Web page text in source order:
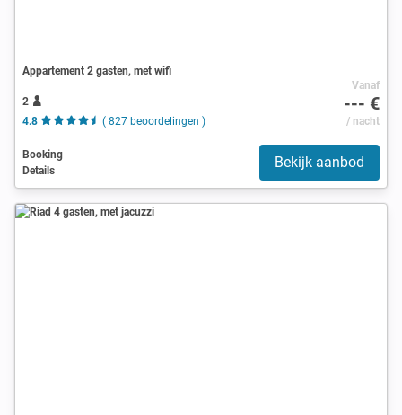
Appartement 2 gasten, met wifi
2
4.8
( 827 beoordelingen )
Vanaf
--- €
/ nacht
Booking
Details
Bekijk aanbod